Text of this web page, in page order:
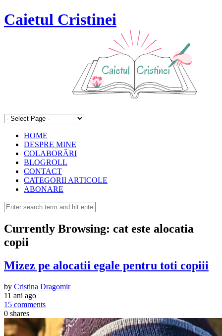
Caietul Cristinei
HOME
DESPRE MINE
COLABORĂRI
BLOGROLL
CONTACT
CATEGORII ARTICOLE
ABONARE
Currently Browsing: cat este alocatia
copii
Mizez pe alocatii egale pentru toti copiii
by Cristina Dragomir
11 ani ago
15 comments
0 shares